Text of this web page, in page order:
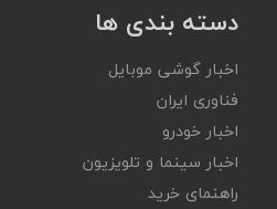
دسته بندی ها
اخبار گوشی موبایل
فناوری ایران
اخبار خودرو
اخبار سینما و تلویزیون
راهنمای خرید